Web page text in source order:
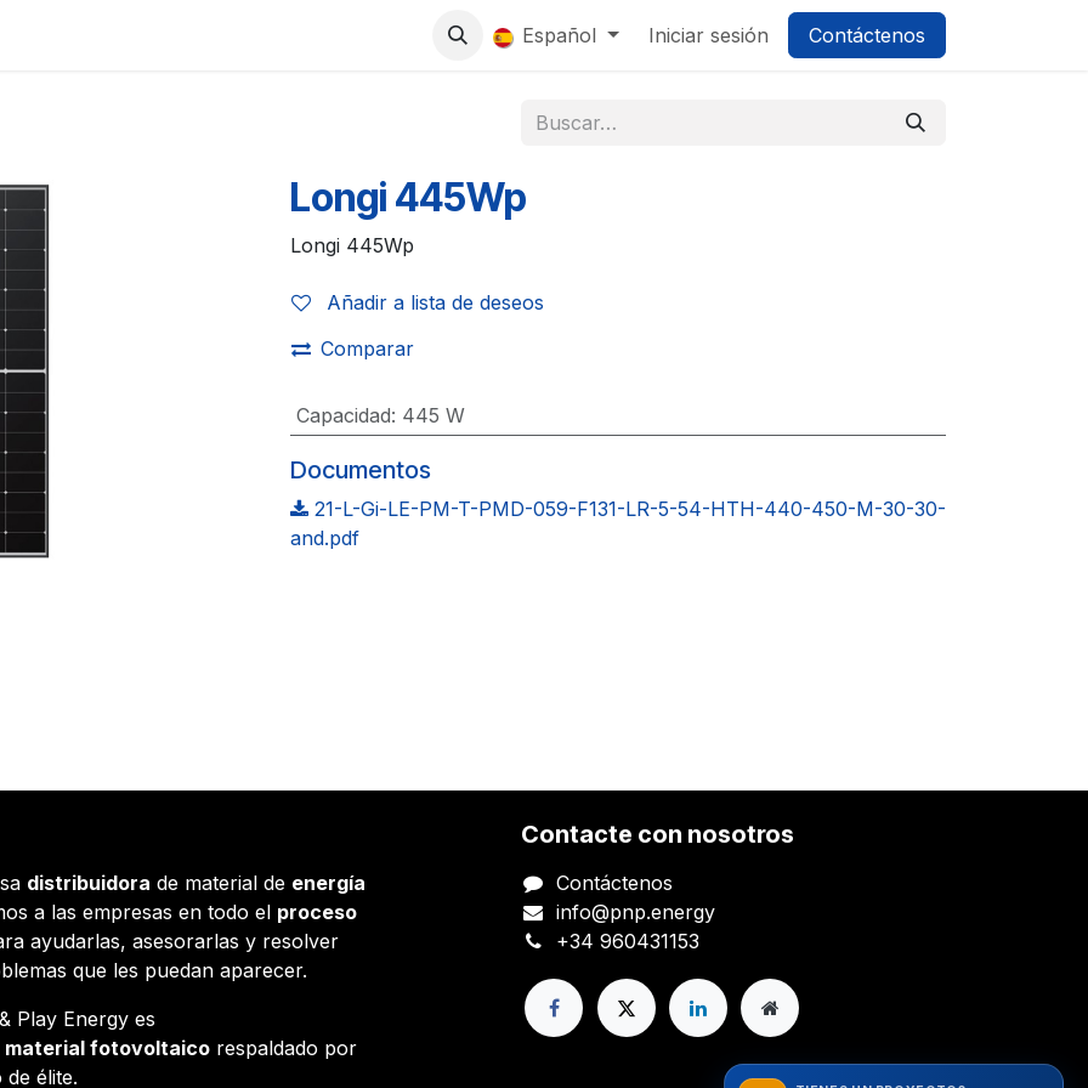
0 Español Iniciar sesión Contáctenos
Longi 445Wp
Longi 445Wp
Añadir a lista de deseos
Comparar
Capacidad: 445 W
Documentos
21-L-Gi-LE-PM-T-PMD-059-F131-LR-5-54-HTH-440-450-M-30-30-
and.pdf
distribuidora de material de energía
a las empresas en todo el proceso
ayudarlas, asesorarlas y resolver
que les puedan aparecer.
Play Energy es
material fotovoltaico respaldado por
élite.
Contacte con nosotros
Contáctenos
info@pnp.energy
+34 960431153